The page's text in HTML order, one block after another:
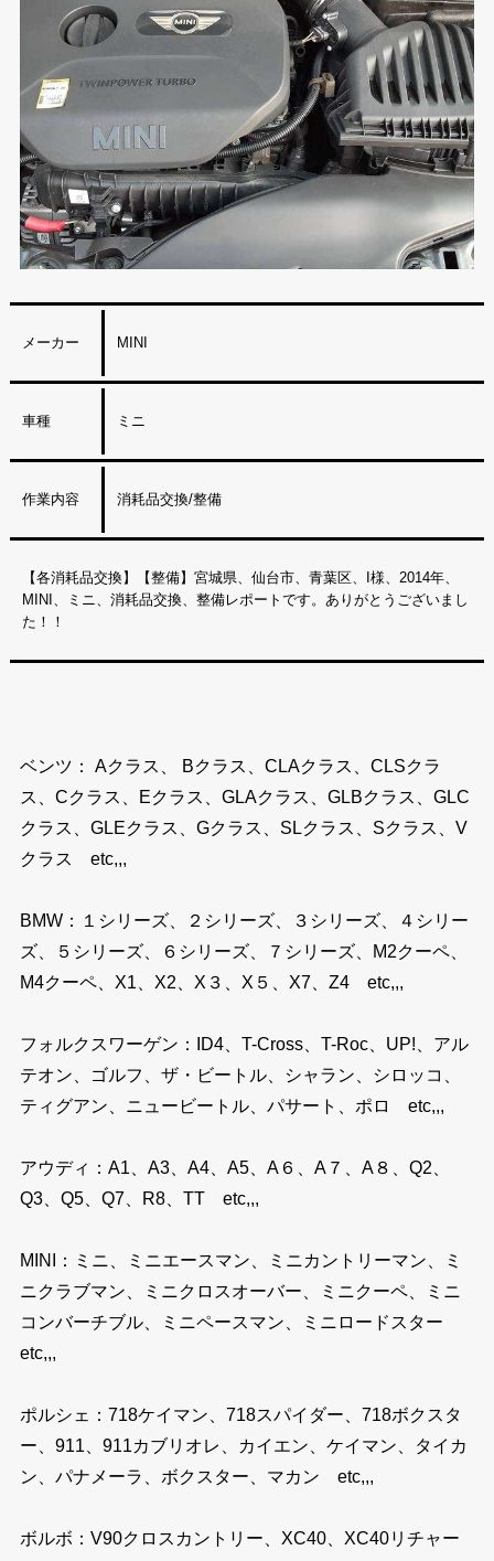
メーカー MINI
車種 ミニ
作業内容 消耗品交換/整備
【各消耗品交換】【整備】宮城県、仙台市、青葉区、I様、2014年、
MINI、ミニ、消耗品交換、整備レポートです。ありがとうございまし
た！！
ベンツ： Aクラス、 Bクラス、CLAクラス、CLSクラ
ス、Cクラス、Eクラス、GLAクラス、GLBクラス、GLC
クラス、GLEクラス、Gクラス、SLクラス、Sクラス、V
クラス etc,,,
BMW：１シリーズ、２シリーズ、３シリーズ、４シリー
ズ、５シリーズ、６シリーズ、７シリーズ、M2クーペ、
M4クーペ、X1、X2、X３、X５、X7、Z4 etc,,,
フォルクスワーゲン：ID4、T-Cross、T-Roc、UP!、アル
テオン、ゴルフ、ザ・ビートル、シャラン、シロッコ、
ティグアン、ニュービートル、パサート、ポロ etc,,,
アウディ：A1、A3、A4、A5、A６、A７、A８、Q2、
Q3、Q5、Q7、R8、TT etc,,,
MINI：ミニ、ミニエースマン、ミニカントリーマン、ミ
ニクラブマン、ミニクロスオーバー、ミニクーペ、ミニ
コンバーチブル、ミニペースマン、ミニロードスター
etc,,,
ポルシェ：718ケイマン、718スパイダー、718ボクスタ
ー、911、911カブリオレ、カイエン、ケイマン、タイカ
ン、パナメーラ、ボクスター、マカン etc,,,
ボルボ：V90クロスカントリー、XC40、XC40リチャー